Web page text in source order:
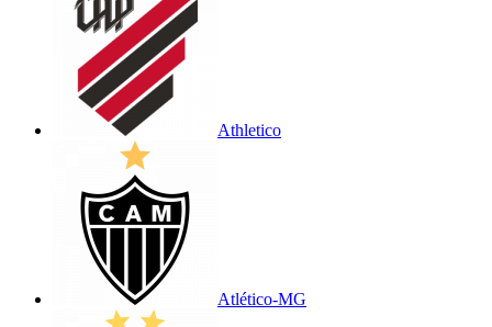
Athletico
Atlético-MG